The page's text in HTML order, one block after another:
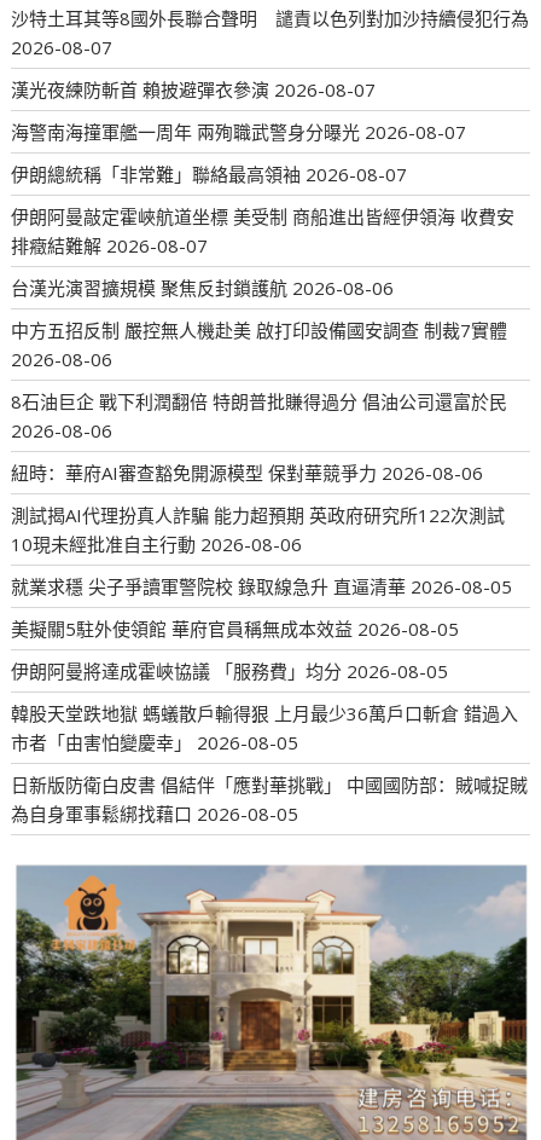
沙特土耳其等8國外長聯合聲明 譴責以色列對加沙持續侵犯行為
2026-08-07
漢光夜練防斬首 賴披避彈衣參演 2026-08-07
海警南海撞軍艦一周年 兩殉職武警身分曝光 2026-08-07
伊朗總統稱「非常難」聯絡最高領袖 2026-08-07
伊朗阿曼敲定霍峽航道坐標 美受制 商船進出皆經伊領海 收費安
排癥結難解 2026-08-07
台漢光演習擴規模 聚焦反封鎖護航 2026-08-06
中方五招反制 嚴控無人機赴美 啟打印設備國安調查 制裁7實體
2026-08-06
8石油巨企 戰下利潤翻倍 特朗普批賺得過分 倡油公司還富於民
2026-08-06
紐時：華府AI審查豁免開源模型 保對華競爭力 2026-08-06
測試揭AI代理扮真人詐騙 能力超預期 英政府研究所122次測試
10現未經批准自主行動 2026-08-06
就業求穩 尖子爭讀軍警院校 錄取線急升 直逼清華 2026-08-05
美擬關5駐外使領館 華府官員稱無成本效益 2026-08-05
伊朗阿曼將達成霍峽協議 「服務費」均分 2026-08-05
韓股天堂跌地獄 螞蟻散戶輸得狠 上月最少36萬戶口斬倉 錯過入
市者「由害怕變慶幸」
2026-08-05
日新版防衛白皮書 倡結伴「應對華挑戰」 中國國防部：賊喊捉賊
為自身軍事鬆綁找藉口 2026-08-05